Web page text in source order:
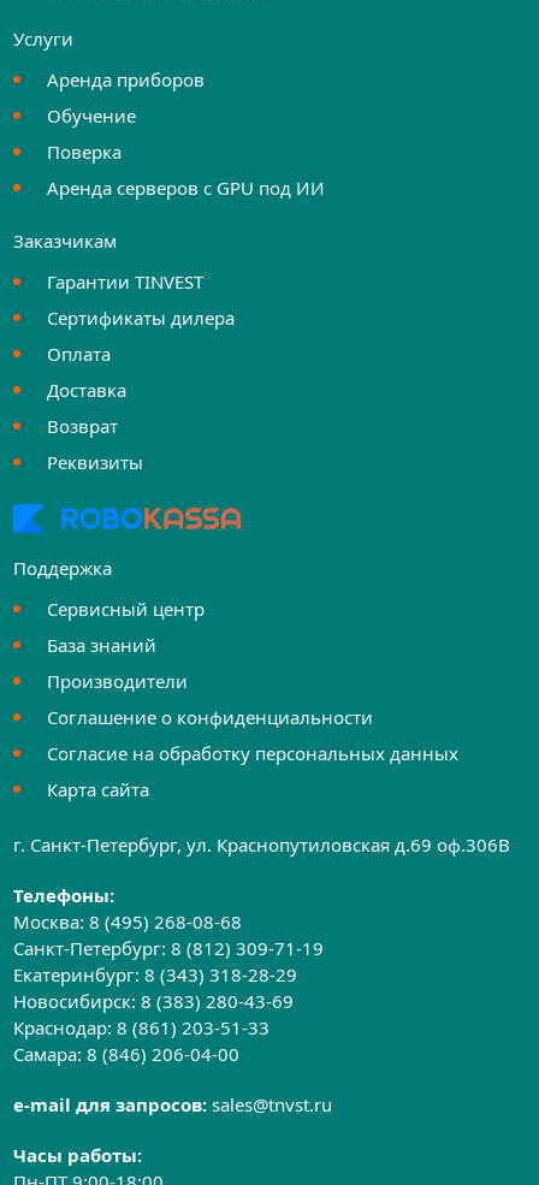
Услуги
Аренда приборов
Обучение
Поверка
Аренда серверов с GPU под ИИ
Заказчикам
Гарантии TINVEST
Сертификаты дилера
Оплата
Доставка
Возврат
Реквизиты
Поддержка
Сервисный центр
База знаний
Производители
Соглашение о конфиденциальности
Согласие на обработку персональных данных
Карта сайта
г. Санкт-Петербург, ул. Краснопутиловская д.69 оф.306B
Телефоны:
Москва:8 (495) 268-08-68
Санкт-Петербург:8 (812) 309-71-19
Екатеринбург:8 (343) 318-28-29
Новосибирск:8 (383) 280-43-69
Краснодар:8 (861) 203-51-33
Самара:8 (846) 206-04-00
e-mail для запросов:sales@tnvst.ru
Часы работы: